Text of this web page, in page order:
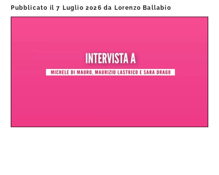
Pubblicato il7 Luglio 2026 da Lorenzo Ballabio
0%
0%